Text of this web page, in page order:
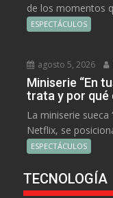
de los momentos
ESPECTÁCULOS
agosto 5, 2026
Miniserie “En
trata y por
La miniserie sueca
Netflix, se
ESPECTÁCULOS
TECNOLOGÍA